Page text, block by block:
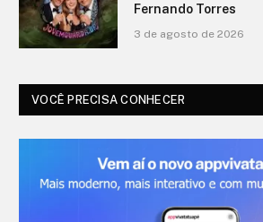
Torres
3 de agosto de 2026
VOCÊ PRECISA CONHECER